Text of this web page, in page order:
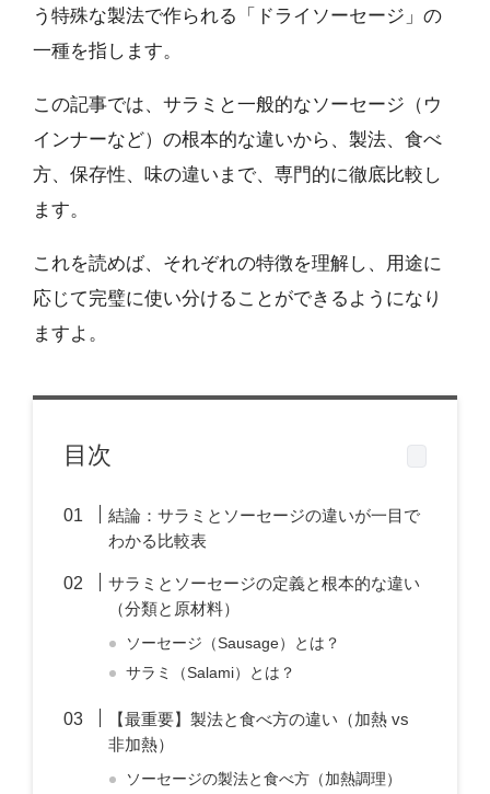
う特殊な製法で作られる「ドライソーセージ」の
一種を指します。
この記事では、サラミと一般的なソーセージ（ウ
インナーなど）の根本的な違いから、製法、食べ
方、保存性、味の違いまで、専門的に徹底比較し
ます。
これを読めば、それぞれの特徴を理解し、用途に
応じて完璧に使い分けることができるようになり
ますよ。
目次
結論：サラミとソーセージの違いが一目で
わかる比較表
サラミとソーセージの定義と根本的な違い
（分類と原材料）
ソーセージ（Sausage）とは？
サラミ（Salami）とは？
【最重要】製法と食べ方の違い（加熱 vs
非加熱）
ソーセージの製法と食べ方（加熱調理）